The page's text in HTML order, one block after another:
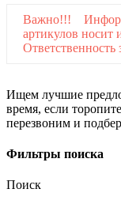
Важно!!!
артикулов носит
Ищем лучшие
время, если
перезвоним и
Фильтры поиска
Поиск